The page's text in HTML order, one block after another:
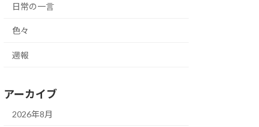
日常の一言
色々
週報
アーカイブ
2026年8月